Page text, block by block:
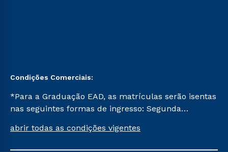
Condições Comerciais:
*Para a Graduação EAD, as matrículas serão isentas
nas seguintes formas de ingresso: Segunda
Já para as demais, a taxa de matrícula será de R$
abrir todas as condições vigentes